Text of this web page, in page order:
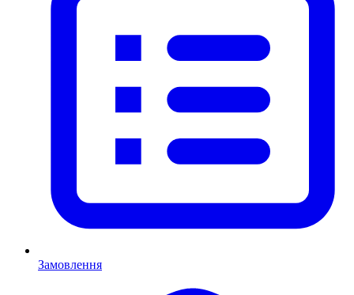
Замовлення